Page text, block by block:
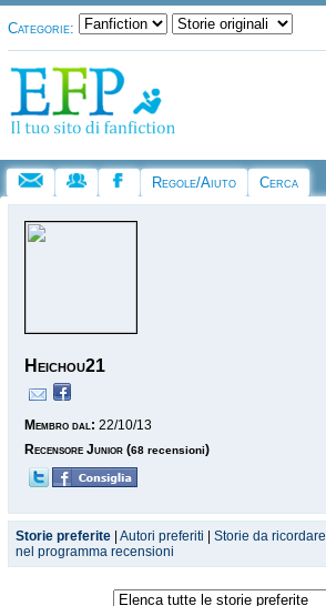
Categorie:
Regole/Aiuto Cerca
Heichou21
Membro dal: 22/10/13
Recensore Junior (68 recensioni)
Storie preferite Autori preferiti Storie da ricordare
nel programma recensioni